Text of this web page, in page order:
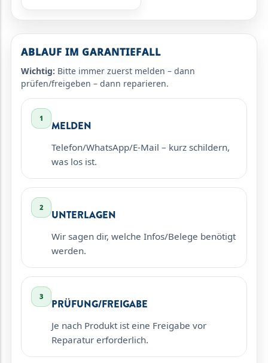
ABLAUF IM GARANTIEFALL
Wichtig: Bitte immer zuerst melden – dann
prüfen/freigeben – dann reparieren.
1
MELDEN
Telefon/WhatsApp/E-Mail – kurz schildern,
was los ist.
2
UNTERLAGEN
Wir sagen dir, welche Infos/Belege benötigt
werden.
3
PRÜFUNG/FREIGABE
Je nach Produkt ist eine Freigabe vor
Reparatur erforderlich.